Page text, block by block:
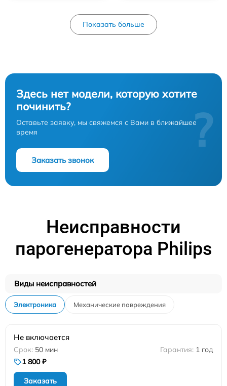
Показать больше
Здесь нет модели, которую хотите
починить?
Оставьте заявку, мы свяжемся с Вами в ближайшее
время
Заказать звонок
?
Неисправности
парогенератора Philips
Виды неисправностей
Электроника Механические повреждения
Не включается
50 мин
1 год
1 800 ₽
Заказать